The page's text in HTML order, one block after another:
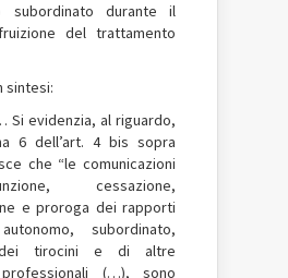
subordinato durante il
del trattamento
sintesi:
Si evidenzia, al riguardo,
6 dell’art. 4 bis sopra
che “le comunicazioni
cessazione,
e proroga dei rapporti
subordinato,
dei tirocini e di altre
(…), sono